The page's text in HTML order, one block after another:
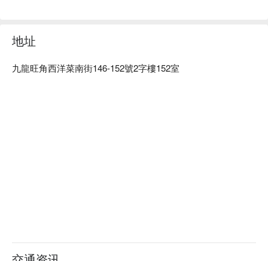
地址
九龍旺角西洋菜南街146-152號2字樓152室